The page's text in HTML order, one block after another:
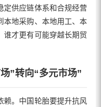
定供应链体系和合规经营
本地采购、本地用工、本
谁才更有可能穿越长期贸
”转向“多元市场”
赖。中国轮胎要提升抗风